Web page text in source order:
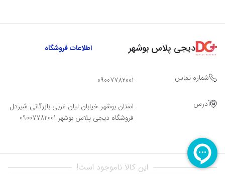
این کالا ناموجود است!
دیجی پلاس بوشهر اطلاعات فروشگاه
شماره تماس 09007782001
آدرس
استان بوشهر خیابان لیان غربی بازرگانی شیردل
فروشگاه دیجی پلاس بوشهر 09007782001